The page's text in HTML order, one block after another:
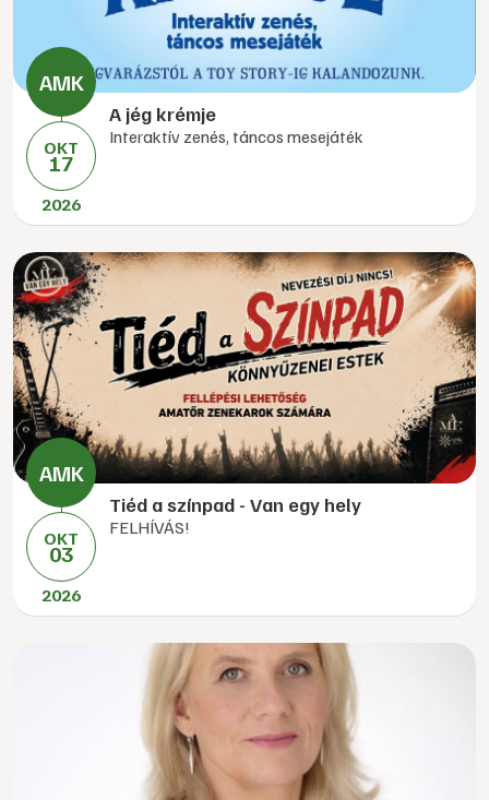
OKT
17
2026
A jég krémje
Interaktív zenés, táncos mesejáték
OKT
03
2026
Tiéd a színpad - Van egy hely
FELHÍVÁS!